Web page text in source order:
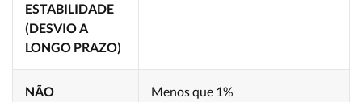
ESTABILIDADE
(DESVIO A
LONGO PRAZO)
NÃO
Menos que 1%